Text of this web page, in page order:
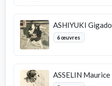
ASHIYUKI Gigado
6 œuvres
ASSELIN Maurice